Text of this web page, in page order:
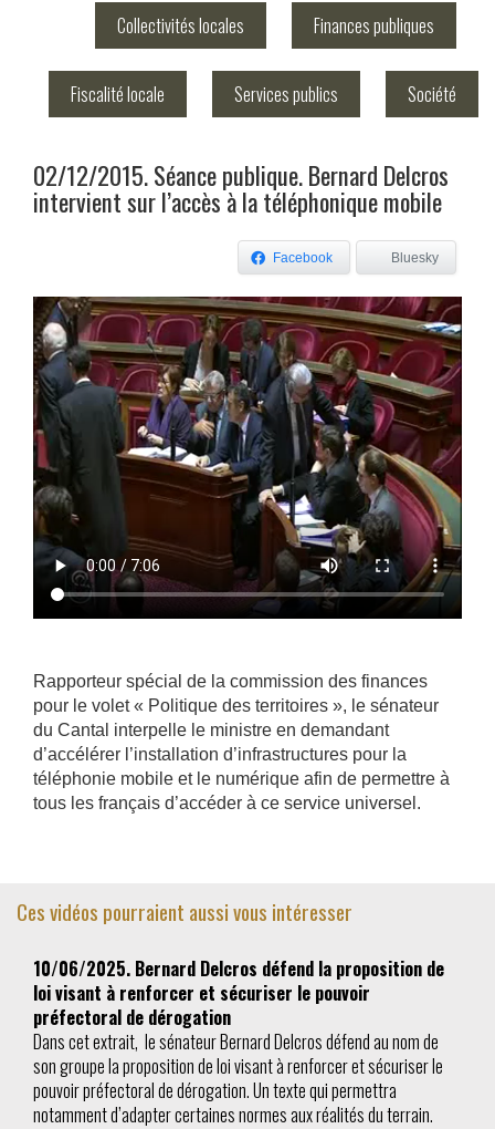
Collectivités locales Finances publiques
Fiscalité locale Services publics Société
02/12/2015. Séance publique. Bernard Delcros
intervient sur l’accès à la téléphonique mobile
Facebook Bluesky
Rapporteur spécial de la commission des finances
pour le volet « Politique des territoires », le sénateur
du Cantal interpelle le ministre en demandant
d’accélérer l’installation d’infrastructures pour la
téléphonie mobile et le numérique afin de permettre à
tous les français d’accéder à ce service universel.
Ces vidéos pourraient aussi vous intéresser
10/06/2025. Bernard Delcros défend la proposition de
loi visant à renforcer et sécuriser le pouvoir
préfectoral de dérogation
Dans cet extrait, le sénateur Bernard Delcros défend au nom de
son groupe la proposition de loi visant à renforcer et sécuriser le
pouvoir préfectoral de dérogation. Un texte qui permettra
notamment d’adapter certaines normes aux réalités du terrain.